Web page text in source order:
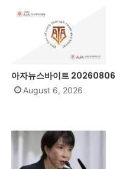
아자뉴스바이트 20260806
August 6, 2026